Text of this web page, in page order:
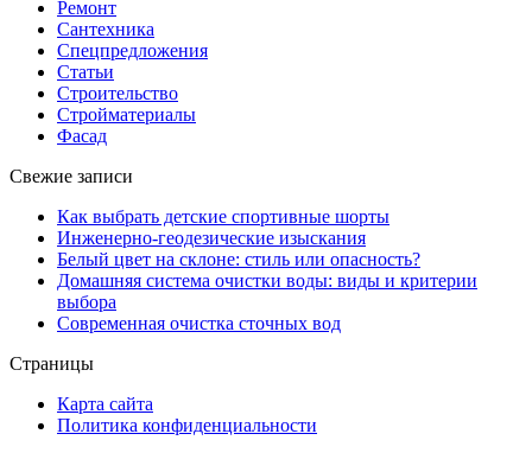
Ремонт
Сантехника
Спецпредложения
Статьи
Строительство
Стройматериалы
Фасад
Свежие записи
Как выбрать детские спортивные шорты
Инженерно-геодезические изыскания
Белый цвет на склоне: стиль или опасность?
Домашняя система очистки воды: виды и критерии
выбора
Современная очистка сточных вод
Страницы
Карта сайта
Политика конфиденциальности